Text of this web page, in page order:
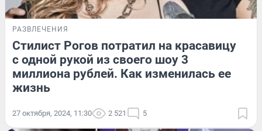
РАЗВЛЕЧЕНИЯ
Стилист Рогов потратил на красавицу
с одной рукой из своего шоу 3
миллиона рублей. Как изменилась ее
жизнь
27 октября, 2024, 11:30 2 521 5